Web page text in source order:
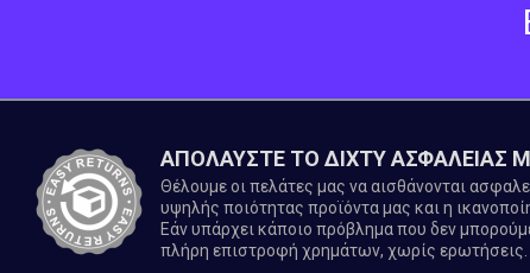
ΑΠΟΛΑΥΣΤΕ ΤΟ ΔΙΧΤΥ ΑΣΦΑΛΕΙΑΣ
Θέλουμε οι πελάτες μας να αισθάνονται
υψηλής ποιότητας προϊόντα μας και η
Εάν υπάρχει κάποιο πρόβλημα που δεν
πλήρη επιστροφή χρημάτων, χωρίς ερωτήσεις.